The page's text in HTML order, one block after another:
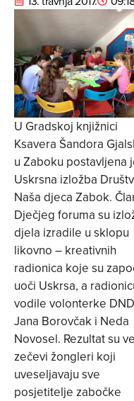
U Gradskoj knjižnici
Ksavera Šandora
u Zaboku postavljena
Uskrsna izložba
Naša djeca Zabok.
Dječjeg foruma su
djela izradile u sklopu
likovno – kreativnih
radionica koje su
uoči Uskrsa, a
vodile volonterke
Jana Borovčak i Neda
Novosel. Rezultat su
zečevi žongleri koji
uveseljavaju sve
posjetitelje zabočke